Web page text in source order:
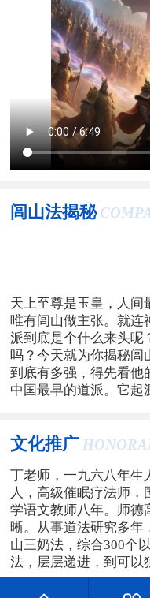
闾山法揭秘
天上至尊是玉皇，人间
唯有闾山做主张。就连
派到底是个什么来头呢
吗？今天就为你揭秘闾
到底有多强，得先看他
中国最早的道派。它起
文化推广
丁老师，一九六八年生
人，高级催眠疗法师
学语文教师八年。师德
晰。从事道法研究多年
山三奶法，综合300个
法，层层递进，到可以